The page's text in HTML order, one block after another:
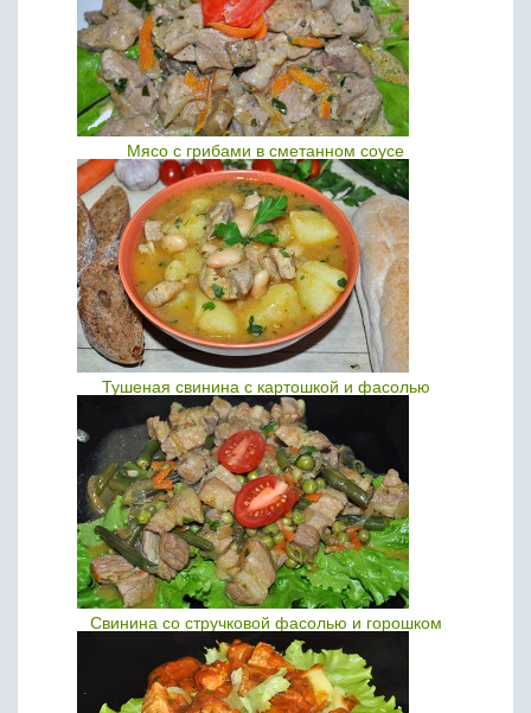
Мясо с грибами в сметанном соусе
Тушеная свинина с картошкой и фасолью
Свинина со стручковой фасолью и горошком